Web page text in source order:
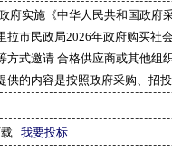
府实施《中华人民共和国政府
拉市民政局2026年政府购买社
方式邀请 合格供应商或其他组
供的内容是按照政府采购、招
载 我要投标